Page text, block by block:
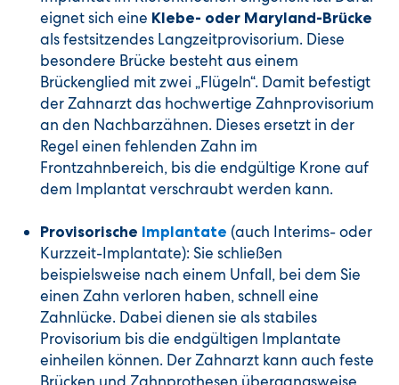
eignet sich eine Klebe- oder Maryland-Brücke
als festsitzendes Langzeitprovisorium. Diese
besondere Brücke besteht aus einem
Brückenglied mit zwei „Flügeln“. Damit befestigt
der Zahnarzt das hochwertige Zahnprovisorium
an den Nachbarzähnen. Dieses ersetzt in der
Regel einen fehlenden Zahn im
Frontzahnbereich, bis die endgültige Krone auf
dem Implantat verschraubt werden kann.
Provisorische Implantate (auch Interims- oder
Kurzzeit-Implantate): Sie schließen
beispielsweise nach einem Unfall, bei dem Sie
einen Zahn verloren haben, schnell eine
Zahnlücke. Dabei dienen sie als stabiles
Provisorium bis die endgültigen Implantate
einheilen können. Der Zahnarzt kann auch feste